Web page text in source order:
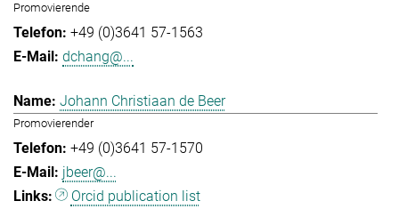
Promovierende
+49 (0)3641 57-1563
dchang@...
Johann Christiaan de Beer
Promovierender
+49 (0)3641 57-1570
jbeer@...
Orcid publication list